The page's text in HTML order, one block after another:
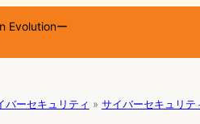
Evolutionー
バーセキュリティ » サイバーセキュリテ